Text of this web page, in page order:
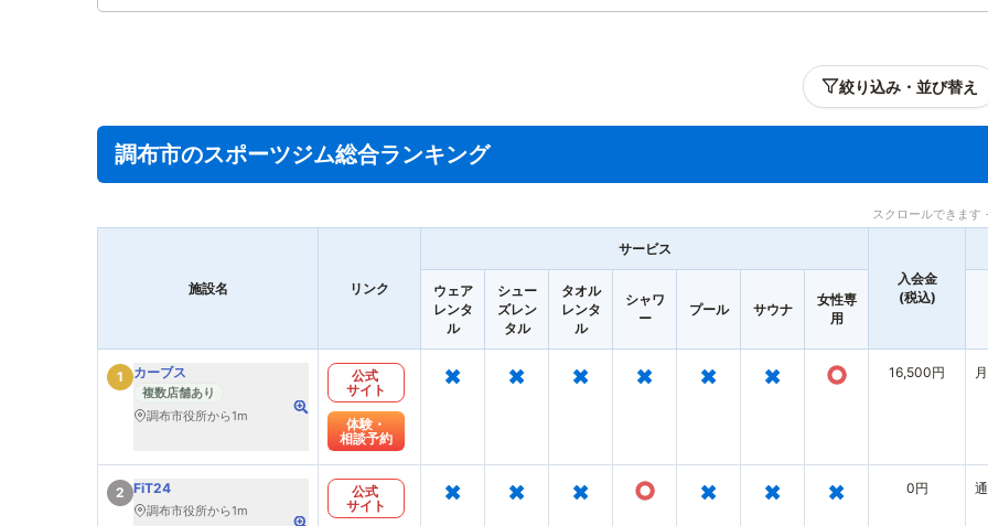
絞り込み・並び替え
調布市のスポーツジム総合ランキング
スクロールできま
施設名 リンク
サービス
入会金
(税込)
ウェア
レンタ
ル
シュー
ズレン
タル
タオル
レンタ
ル
シャワ
ー
プール サウナ
女性専
用
1 カーブス
複数店舗あり
調布市役所から1m
公式
サイト
体験・
相談予約
× × × × × × ○ 16,500円
2 FiT24
調布市役所から1m
公式
サイト
× × × ○ × × × 0円